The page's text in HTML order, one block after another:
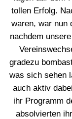
tollen Erfolg.
waren, war nun
nachdem
gradezu
was sich sehen
auch aktiv
ihr Programm
absolvierten